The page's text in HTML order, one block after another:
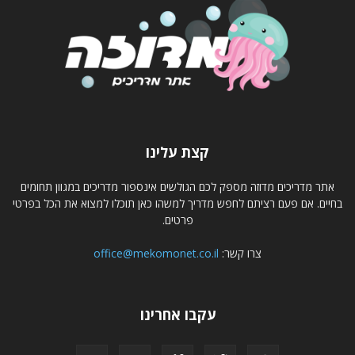
קצת עלינו
אתר מדריכים מדוזה מספק לכם הגולשים אינספור מדריכים במגוון תחומים
בחיים. אם פעם רציתם לחפש מדריך למשהו כאן תוכלו למצוא את הכל בפרטי
פרטים.
צרו קשר: office@mekomonet.co.il
עקבו אחרינו